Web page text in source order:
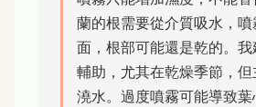
蘭的根需要從介質吸水，
面，根部可能還是乾的。
輔助，尤其在乾燥季節，
澆水。過度噴霧可能導致